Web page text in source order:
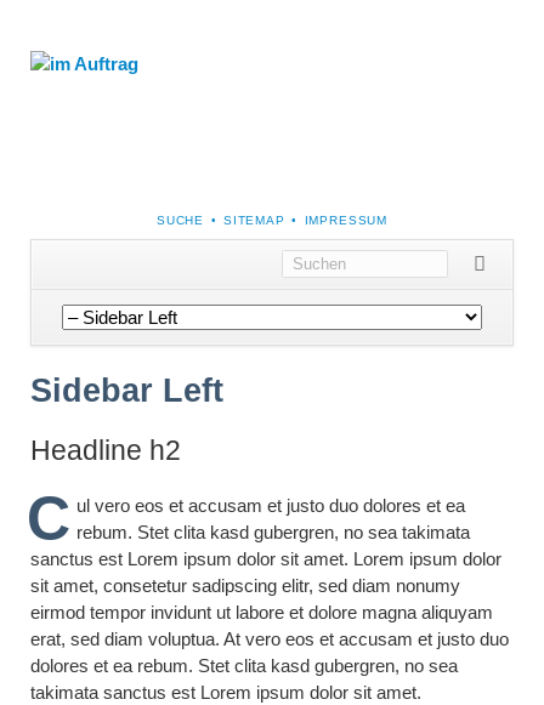
NAVIGATION
ÜBERSPRINGEN
SUCHE SITEMAP IMPRESSUM
Navigation
überspringen
Sidebar Left
Headline h2
C ul vero eos et accusam et justo duo dolores et ea
rebum. Stet clita kasd gubergren, no sea takimata
sanctus est Lorem ipsum dolor sit amet. Lorem ipsum dolor
sit amet, consetetur sadipscing elitr, sed diam nonumy
eirmod tempor invidunt ut labore et dolore magna aliquyam
erat, sed diam voluptua. At vero eos et accusam et justo duo
dolores et ea rebum. Stet clita kasd gubergren, no sea
takimata sanctus est Lorem ipsum dolor sit amet.